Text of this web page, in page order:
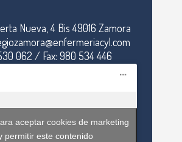
Nueva, 4 Bis 49016 Zamora
062 / Fax: 980 534 446
aceptar cookies de marketing
permitir este contenido